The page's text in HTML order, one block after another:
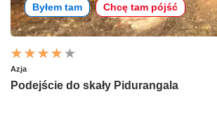
Byłem tam Chcę tam pójść
Azja
Podejście do skały Pidurangala